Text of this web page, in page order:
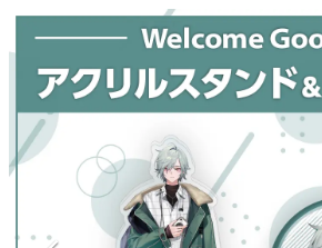
なんでゲームは面白い？
ゲーム開発者・hamatsu氏がゲ
具体的な形から解き明かしてい
です。
ゲームが変えた日本語
「経験値」「裏技」「ラスボス
の起源や用法の変遷を、コンピ
イニーP氏が徹底調査。
カテゴリ